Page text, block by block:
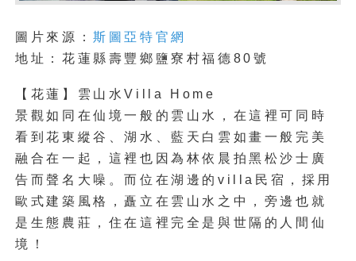
圖片來源：斯圖亞特官網
地址：花蓮縣壽豐鄉鹽寮村福德80號
【花蓮】雲山水Villa Home
景觀如同在仙境一般的雲山水，在這裡可同時
看到花東縱谷、湖水、藍天白雲如畫一般完美
融合在一起，這裡也因為林依晨拍黑松沙士廣
告而聲名大噪。而位在湖邊的villa民宿，採用
歐式建築風格，矗立在雲山水之中，旁邊也就
是生態農莊，住在這裡完全是與世隔的人間仙
境！